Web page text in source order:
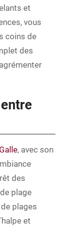
et
vous
coins de
des
, avec son
des
plage
plages
et